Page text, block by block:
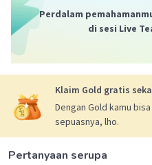
y = 2(x
- 2x - 3)
- 4x - 6 atau
Beri Rating·0.0( 0)
Perdalam
di sesi Live
Klaim Gold gratis
Dengan Gold kamu
sepuasnya, lho.
Pertanyaan serupa